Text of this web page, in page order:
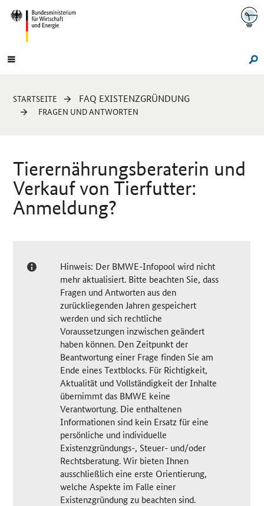
Navigation
Hauptmenü
Sie
sind
STARTSEITE FAQ EXISTENZGRÜNDUNG
FRAGEN UND ANTWORTEN
Tierernährungsberaterin und
Verkauf von Tierfutter:
Anmeldung?
Hinweis: Der BMWE-Infopool wird nicht
mehr aktualisiert. Bitte beachten Sie, dass
Fragen und Antworten aus den
zurückliegenden Jahren gespeichert
werden und sich rechtliche
Voraussetzungen inzwischen geändert
haben können. Den Zeitpunkt der
Beantwortung einer Frage finden Sie am
Ende eines Textblocks. Für Richtigkeit,
Aktualität und Vollständigkeit der Inhalte
übernimmt das BMWE keine
Verantwortung. Die enthaltenen
Informationen sind kein Ersatz für eine
persönliche und individuelle
Existenzgründungs-, Steuer- und/oder
Rechtsberatung. Wir bieten Ihnen
ausschließlich eine erste Orientierung,
welche Aspekte im Falle einer
Existenzgründung zu beachten sind.